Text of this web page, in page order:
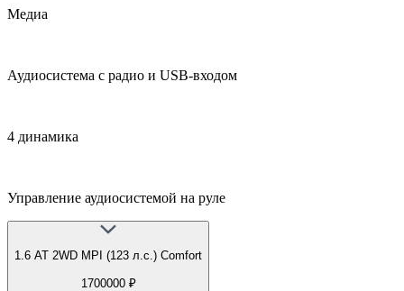
Медиа
Аудиосистема с радио и USB-входом
4 динамика
Управление аудиосистемой на руле
1.6 АТ 2WD MPI (123 л.с.) Comfort
1700000 ₽